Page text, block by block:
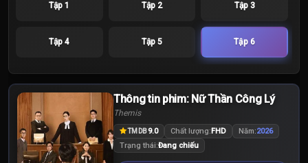
Tập 1 Tập 2 Tập 3
Tập 4 Tập 5 Tập 6
Thông tin phim: Nữ Thần Công Lý
Themis
TMDB9.0 Chất lượng:FHD Năm:2026
Trạng thái:Đang chiếu